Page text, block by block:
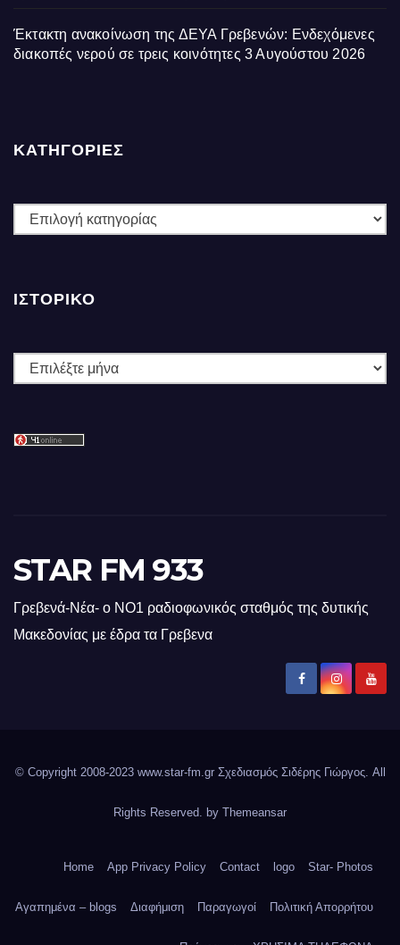
Έκτακτη ανακοίνωση της ΔΕΥΑ Γρεβενών: Ενδεχόμενες
διακοπές νερού σε τρεις κοινότητες 3 Αυγούστου 2026
ΚΑΤΗΓΟΡΙΕΣ
ΚΑΤΗΓΟΡΙΕΣ
ΙΣΤΟΡΙΚΌ
Ιστορικό
STAR FM 933
Γρεβενά-Νέα- ο ΝΟ1 ραδιοφωνικός σταθμός της δυτικής
Μακεδονίας με έδρα τα Γρεβενα
© Copyright 2008-2023 www.star-fm.gr Σχεδιασμός Σιδέρης Γιώργος. All
Rights Reserved. by Themeansar
Home App Privacy Policy Contact logo Star- Photos
Αγαπημένα – blogs Διαφήμιση Παραγωγοί Πολιτική Απορρήτου